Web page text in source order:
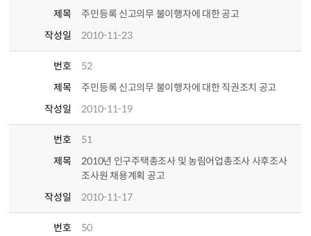
제목
주민등록 신고의무 불이행자에 대한 공고
작성일
2010-11-23
번호
52
제목
주민등록 신고의무 불이행자에 대한 직권조치 공고
작성일
2010-11-19
번호
51
제목
2010년 인구주택총조사 및 농림어업총조사 사후조사
조사원 채용계획 공고
작성일
2010-11-17
번호
50